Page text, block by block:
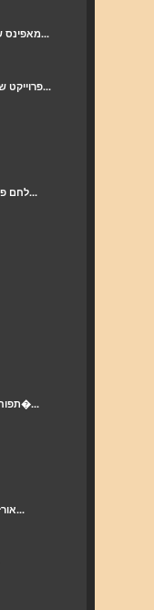
מאפינס שוקולד טבעוני עם קרם קוקוס...
פרוייקט שותפות למטבח, טארט תותים...
לחם פקאן ואוכמניות עם חיטה מלא...
תפוחי אדמה מוקרמים ואפויים בת�...
אורז זעפרן, שקדים מולבנים וחמו...